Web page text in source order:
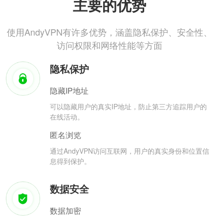
主要的优势
使用AndyVPN有许多优势，涵盖隐私保护、安全性、
访问权限和网络性能等方面
隐私保护
隐藏IP地址
可以隐藏用户的真实IP地址，防止第三方追踪用户的
在线活动。
匿名浏览
通过AndyVPN访问互联网，用户的真实身份和位置信
息得到保护。
数据安全
数据加密